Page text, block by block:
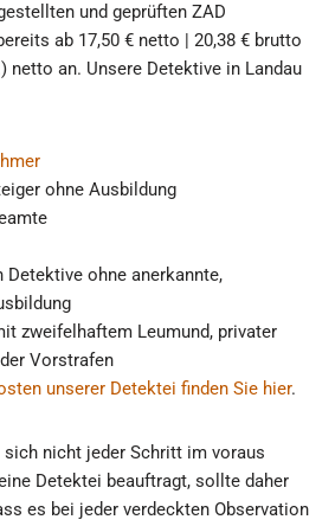
und geprüften ZAD
ab 17,50 € netto | 20,38 € brutto
netto an. Unsere Detektive in Landau
ohne Ausbildung
Detektive ohne anerkannte,
zweifelhaftem Leumund, privater
Vorstrafen
unserer Detektei finden Sie hier.
nicht jeder Schritt im voraus
Detektei beauftragt, sollte daher
es bei jeder verdeckten Observation